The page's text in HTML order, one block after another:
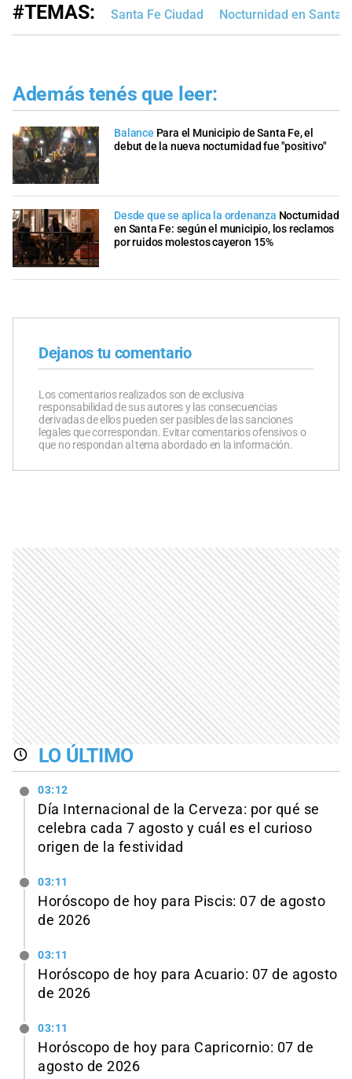
#TEMAS: Santa Fe Ciudad Nocturnidad en Santa
Además tenés que leer:
Balance Para el Municipio de Santa Fe, el
debut de la nueva nocturnidad fue "positivo"
Desde que se aplica la ordenanza Nocturnidad
en Santa Fe: según el municipio, los reclamos
por ruidos molestos cayeron 15%
Dejanos tu comentario
Los comentarios realizados son de exclusiva
responsabilidad de sus autores y las consecuencias
derivadas de ellos pueden ser pasibles de las sanciones
legales que correspondan. Evitar comentarios ofensivos o
que no respondan al tema abordado en la información.
LO ÚLTIMO
03:12
Día Internacional de la Cerveza: por qué se
celebra cada 7 agosto y cuál es el curioso
origen de la festividad
03:11
Horóscopo de hoy para Piscis: 07 de agosto
de 2026
03:11
Horóscopo de hoy para Acuario: 07 de agosto
de 2026
03:11
Horóscopo de hoy para Capricornio: 07 de
agosto de 2026